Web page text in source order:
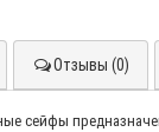
Отзывы (0)
сейфы